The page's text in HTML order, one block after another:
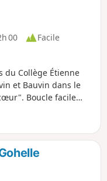
00
Facile
du Collège Étienne
et Bauvin dans le
Boucle facile
parcours s'adresse